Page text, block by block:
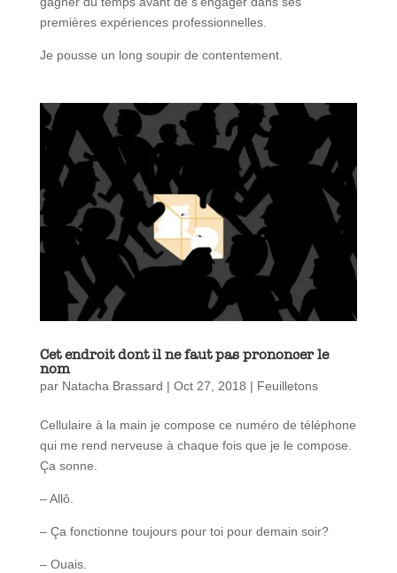
premières expériences professionnelles.
Je pousse un long soupir de contentement.
Cet endroit dont il ne faut pas prononcer le
nom
par Natacha Brassard | Oct 27, 2018 | Feuilletons
Cellulaire à la main je compose ce numéro de téléphone
qui me rend nerveuse à chaque fois que je le compose.
Ça sonne.
– Allô.
– Ça fonctionne toujours pour toi pour demain soir?
– Ouais.